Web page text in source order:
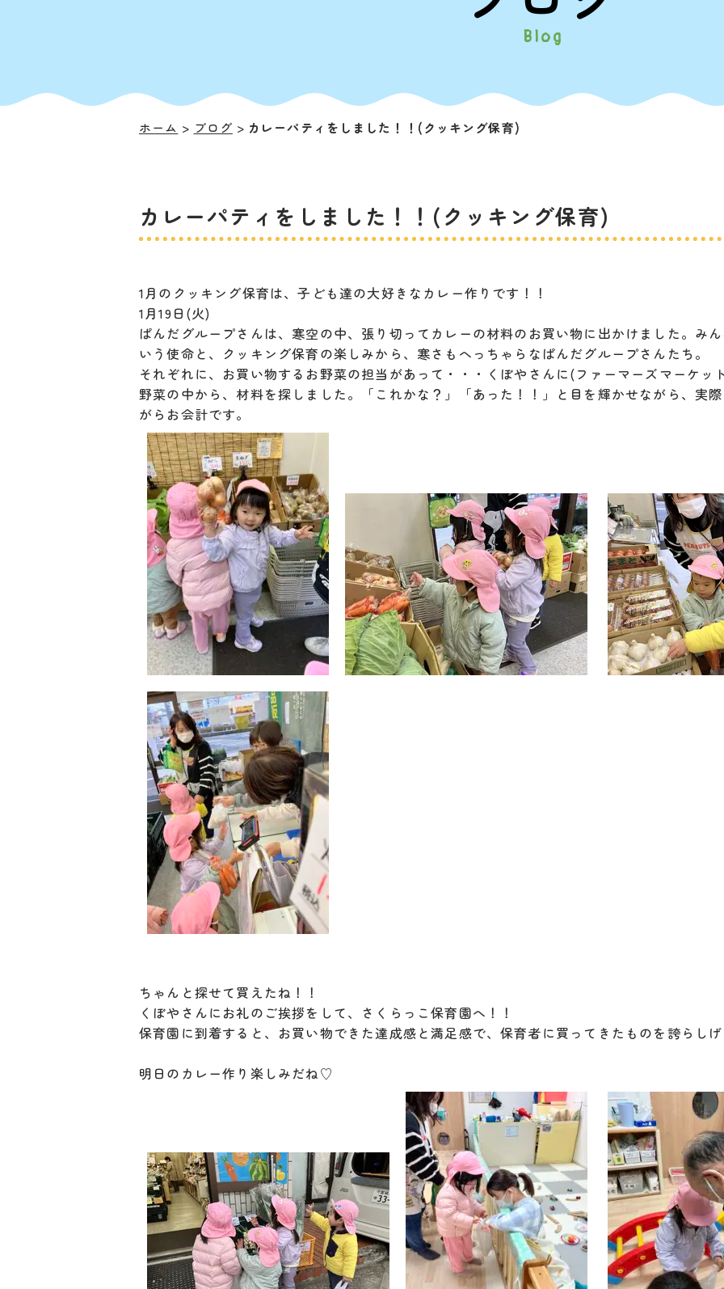
Blog
ホーム ブログ カレーパティをしました！！(クッキング保育)
カレーパティをしました！！(クッキング保育)
1月のクッキング保育は、子ども達の大好きなカレー作りです！！
1月19日(火)
ぱんだグループさんは、寒空の中、張り切ってカレーの材料のお買い物に出かけました。み
いう使命と、クッキング保育の楽しみから、寒さもへっちゃらなぱんだグループさんたち。
それぞれに、お買い物するお野菜の担当があって・・・くぼやさんに(ファーマーズマーケッ
野菜の中から、材料を探しました。「これかな？」「あった！！」と目を輝かせながら、実
がらお会計です。
ちゃんと探せて買えたね！！
くぼやさんにお礼のご挨拶をして、さくらっこ保育園へ！！
保育園に到着すると、お買い物できた達成感と満足感で、保育者に買ってきたものを誇らしげ
明日のカレー作り楽しみだね♡